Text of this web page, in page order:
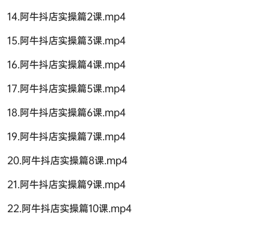
14.阿牛抖店实操篇2课.mp4
15.阿牛抖店实操篇3课.mp4
16.阿牛抖店实操篇4课.mp4
17.阿牛抖店实操篇5课.mp4
18.阿牛抖店实操篇6课.mp4
19.阿牛抖店实操篇7课.mp4
20.阿牛抖店实操篇8课.mp4
21.阿牛抖店实操篇9课.mp4
22.阿牛抖店实操篇10课.mp4